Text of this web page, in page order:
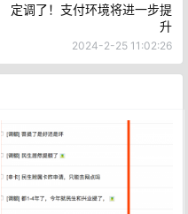
定调了！支付环境将进一步提
升
2024-2-25 11:02:26